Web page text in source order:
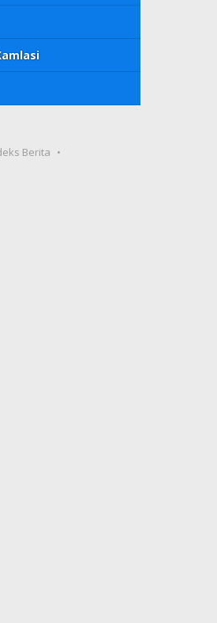
Berita